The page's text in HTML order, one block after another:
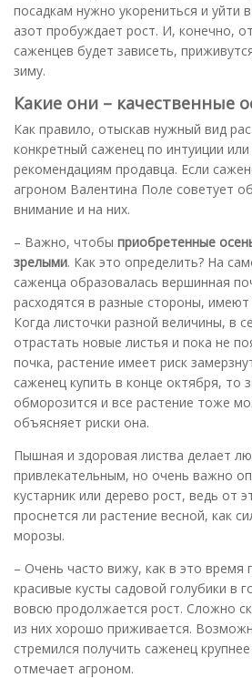
посадкам нужно укорениться и уйти
азот пробуждает рост. И, конечно,
саженцев будет зависеть,
зиму.
Какие они – качественные
Как правило, отыскав нужный вид
конкретный саженец по интуиции или
рекомендациям продавца. Если
агроном Валентина Поле советует
внимание и на них.
– Важно, чтобы приобретенные
зрелыми. Как это определить? На
саженца образовалась вершинная
расходятся в разные стороны, имеют
Когда листочки разной величины, в
отрастать новые листья и пока не
почка, растение имеет риск
саженец купить в конце октября, то
обморозится и все растение тоже
объясняет риски она.
Пышная и здоровая листва делает
привлекательным, но очень важно
кустарник или дерево рост, ведь от
проснется ли растение весной, как
морозы.
– Очень часто вижу, как в это
красивые кусты садовой голубики в
вовсю продолжается рост. Сложно
из них хорошо приживается.
стремился получить саженец
отмечает агроном.